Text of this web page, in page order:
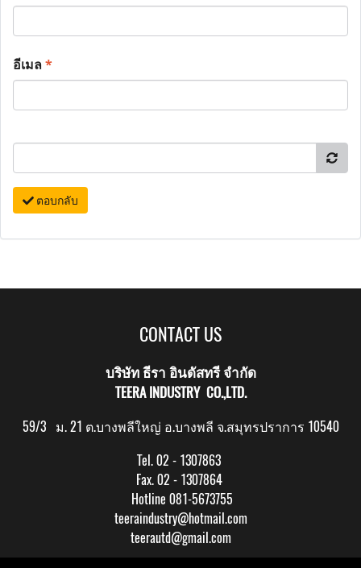
อีเมล*
ตอบกลับ
CONTACT US
บริษัท ธีรา อินดัสทรี จำกัด
TEERA INDUSTRY CO.,LTD.
59/3 ม. 21 ต.บางพลีใหญ่ อ.บางพลี จ.สมุทรปราการ 10540
Tel. 02 - 1307863
Fax. 02 - 1307864
Hotline 081-5673755
teeraindustry@hotmail.com
teerautd@gmail.com